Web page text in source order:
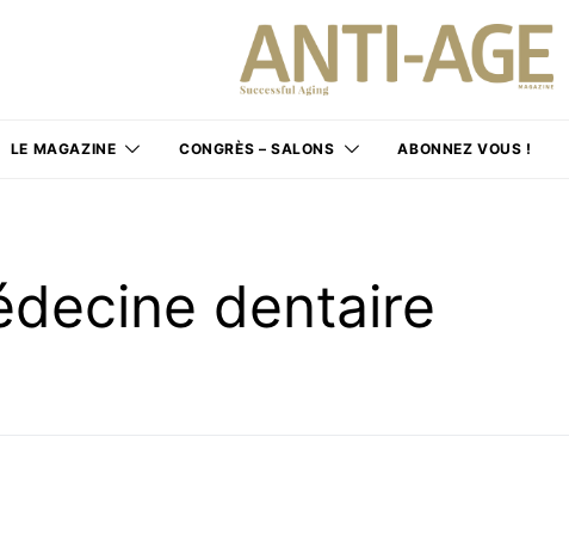
LE MAGAZINE CONGRÈS – SALONS ABONNEZ VOUS !
dentaire